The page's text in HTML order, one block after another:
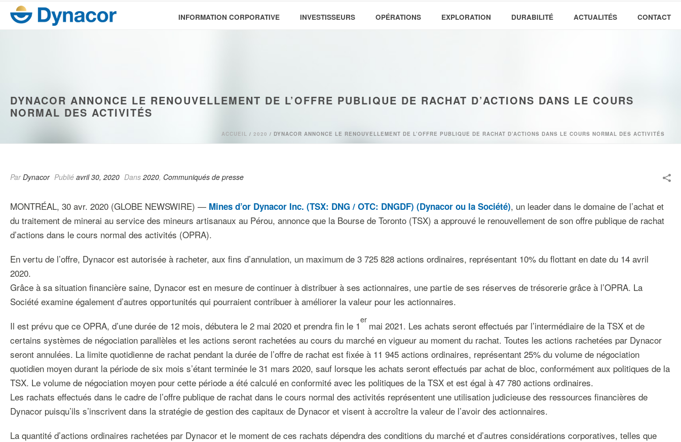
INFORMATION CORPORATIVE INVESTISSEURS OPÉRATIONS EXPLORATION DURABILITÉ ACTUALITÉS CONTACT
DYNACOR ANNONCE LE RENOUVELLEMENT DE L’OFFRE PUBLIQUE DE RACHAT D’ACTIONS DANS LE COURS
NORMAL DES ACTIVITÉS
ACCUEIL / 2020 / DYNACOR ANNONCE LE RENOUVELLEMENT DE L’OFFRE PUBLIQUE DE RACHAT D’ACTIONS DANS LE COURS NORMAL DES ACTIVITÉS
ParDynacor Publié avril 30, 2020 Dans 2020, Communiqués de presse
MONTRÉAL, 30 avr. 2020 (GLOBE NEWSWIRE) — Mines d’or Dynacor Inc. (TSX: DNG / OTC: DNGDF) (Dynacor ou la Société), un leader dans le domaine de l’achat et
du traitement de minerai au service des mineurs artisanaux au Pérou, annonce que la Bourse de Toronto (TSX) a approuvé le renouvellement de son offre publique de rachat
d’actions dans le cours normal des activités (OPRA).
En vertu de l’offre, Dynacor est autorisée à racheter, aux fins d’annulation, un maximum de 3 725 828 actions ordinaires, représentant 10% du flottant en date du 14 avril
2020.
Grâce à sa situation financière saine, Dynacor est en mesure de continuer à distribuer à ses actionnaires, une partie de ses réserves de trésorerie grâce à l’OPRA. La
Société examine également d’autres opportunités qui pourraient contribuer à améliorer la valeur pour les actionnaires.
Il est prévu que ce OPRA, d’une durée de 12 mois, débutera le 2 mai 2020 et prendra fin le 1
er
mai 2021. Les achats seront effectués par l’intermédiaire de la TSX et de
certains systèmes de négociation parallèles et les actions seront rachetées au cours du marché en vigueur au moment du rachat. Toutes les actions rachetées par Dynacor
seront annulées. La limite quotidienne de rachat pendant la durée de l’offre de rachat est fixée à 11 945 actions ordinaires, représentant 25% du volume de négociation
quotidien moyen durant la période de six mois s’étant terminée le 31 mars 2020, sauf lorsque les achats seront effectués par achat de bloc, conformément aux politiques de la
TSX. Le volume de négociation moyen pour cette période a été calculé en conformité avec les politiques de la TSX et est égal à 47 780 actions ordinaires.
Les rachats effectués dans le cadre de l’offre publique de rachat dans le cours normal des activités représentent une utilisation judicieuse des ressources financières de
Dynacor puisqu’ils s’inscrivent dans la stratégie de gestion des capitaux de Dynacor et visent à accroître la valeur de l’avoir des actionnaires.
La quantité d’actions ordinaires rachetées par Dynacor et le moment de ces rachats dépendra des conditions du marché et d’autres considérations corporatives, telles que